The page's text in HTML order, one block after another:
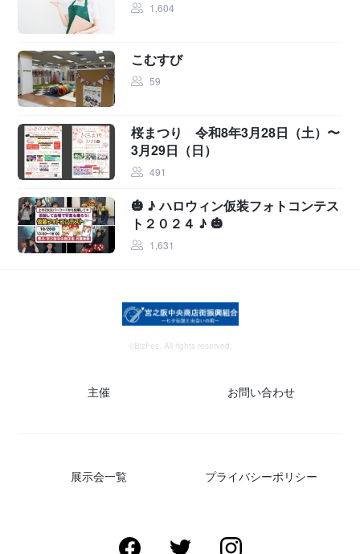
1,604
こむすび
59
桜まつり 令和8年3月28日（土）〜
3月29日（日）
491
🎃 ♪ ハロウィン仮装フォトコンテス
ト２０２４ ♪ 🎃
1,631
©BizFes, All rights reserved.
主催 お問い合わせ
展示会一覧 プライバシーポリシー